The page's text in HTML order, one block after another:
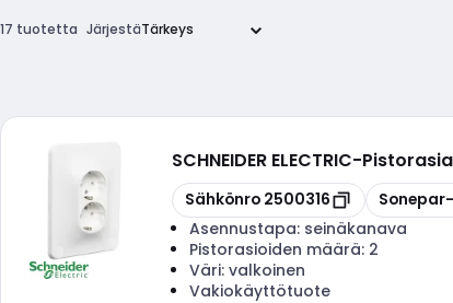
17 tuotetta Järjestä
SCHNEIDER ELECTRIC-Pistorasia
Kopioi
Sähkönro 2500316 Kopioi
Asennustapa: seinäkanava
Pistorasioiden määrä: 2
Väri: valkoinen
Vakiokäyttötuote